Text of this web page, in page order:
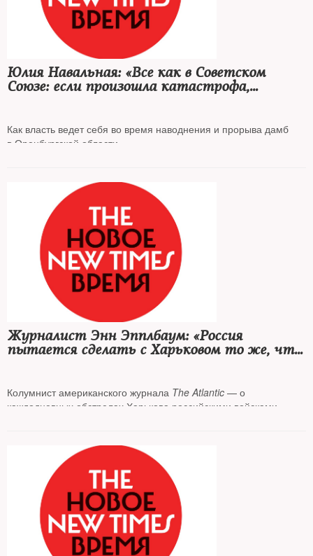
Юлия Навальная: «Все как в Советском
Союзе: если произошла катастрофа,
Как власть ведет себя во время наводнения и прорыва дамб
в Оренбургской области
Журналист Энн Эпплбаум: «Россия
пытается сделать с Харьковом то же, что
Колумнист американского журнала The Atlantic — о
каждодневных обстрелах Харькова российскими войсками